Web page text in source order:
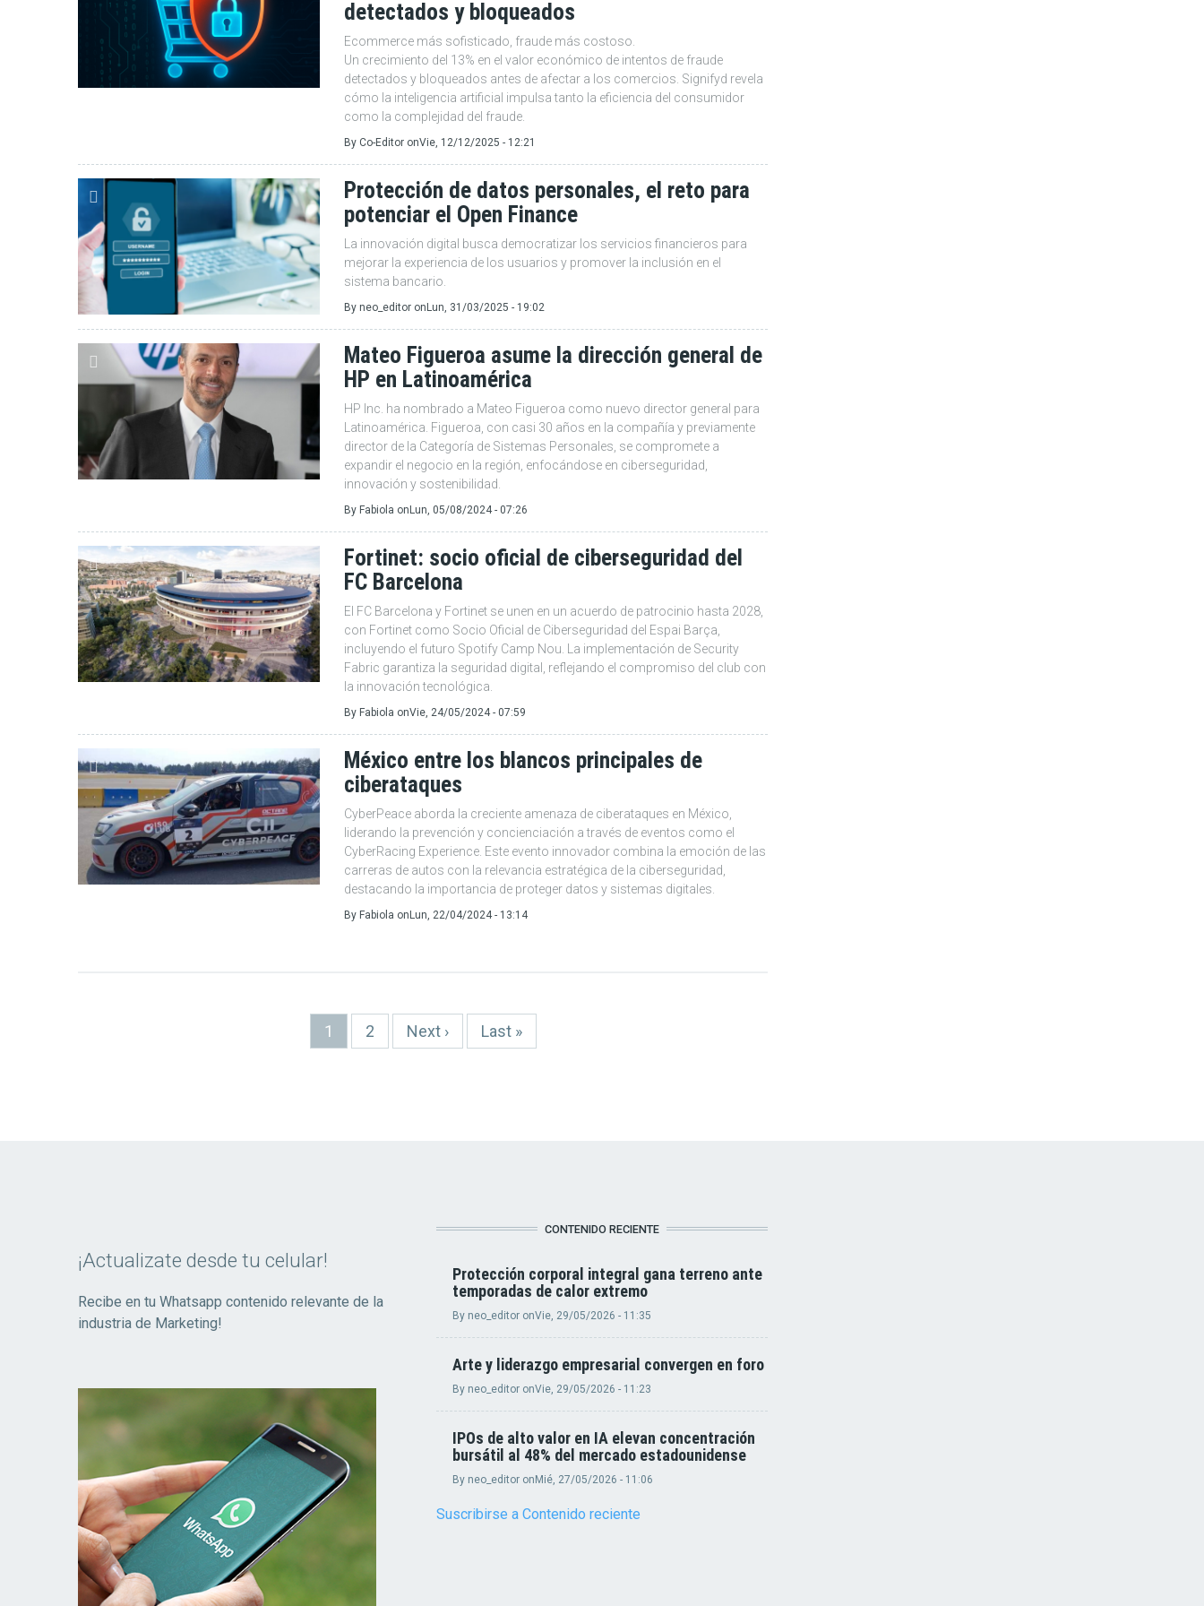
detectados y bloqueados
Ecommerce más sofisticado, fraude más costoso.
Un crecimiento del 13% en el valor económico de intentos de fraude
detectados y bloqueados antes de afectar a los comercios. Signifyd revela
cómo la inteligencia artificial impulsa tanto la eficiencia del consumidor
como la complejidad del fraude.
By Co-Editor onVie, 12/12/2025 - 12:21
Protección de datos personales, el reto para
potenciar el Open Finance
La innovación digital busca democratizar los servicios financieros para
mejorar la experiencia de los usuarios y promover la inclusión en el
sistema bancario.
By neo_editor on Lun, 31/03/2025 - 19:02
Mateo Figueroa asume la dirección general de
HP en Latinoamérica
HP Inc. ha nombrado a Mateo Figueroa como nuevo director general para
Latinoamérica. Figueroa, con casi 30 años en la compañía y previamente
director de la Categoría de Sistemas Personales, se compromete a
expandir el negocio en la región, enfocándose en ciberseguridad,
innovación y sostenibilidad.
By Fabiola on Lun, 05/08/2024 - 07:26
Fortinet: socio oficial de ciberseguridad del
FC Barcelona
El FC Barcelona y Fortinet se unen en un acuerdo de patrocinio hasta 2028,
con Fortinet como Socio Oficial de Ciberseguridad del Espai Barça,
incluyendo el futuro Spotify Camp Nou. La implementación de Security
Fabric garantiza la seguridad digital, reflejando el compromiso del club con
la innovación tecnológica.
By Fabiola onVie, 24/05/2024 - 07:59
México entre los blancos principales de
ciberataques
CyberPeace aborda la creciente amenaza de ciberataques en México,
liderando la prevención y concienciación a través de eventos como el
CyberRacing Experience. Este evento innovador combina la emoción de las
carreras de autos con la relevancia estratégica de la ciberseguridad,
destacando la importancia de proteger datos y sistemas digitales.
By Fabiola on Lun, 22/04/2024 - 13:14
Página
1 Page
2
Siguiente
Next ›
Última
Last »
¡Actualizate desde tu celular!
Recibe en tu Whatsapp contenido relevante de la
industria de Marketing!
CONTENIDO RECIENTE
Protección corporal integral gana terreno ante
temporadas de calor extremo
By neo_editoronVie, 29/05/2026 - 11:35
Arte y liderazgo empresarial convergen en foro
By neo_editoronVie, 29/05/2026 - 11:23
IPOs de alto valor en IA elevan concentración
bursátil al 48% del mercado estadounidense
By neo_editoron Mié, 27/05/2026 - 11:06
Suscribirse a Contenido reciente